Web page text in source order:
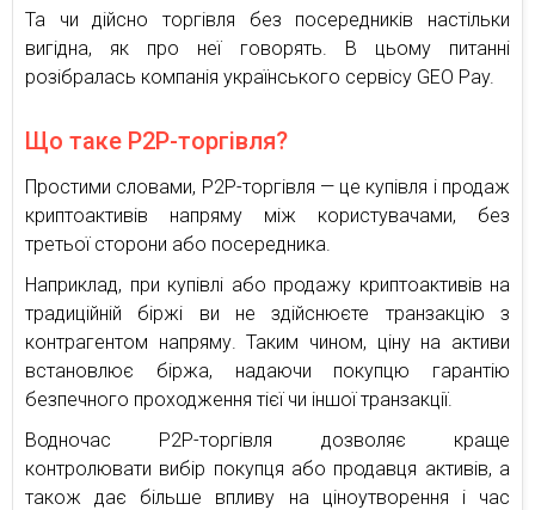
Та чи дійсно торгівля без посередників настільки
вигідна, як про неї говорять. В цьому питанні
розібралась компанія українського сервісу GEO Pay.
Що таке P2P-торгівля?
Простими словами, P2P-торгівля — це купівля і продаж
криптоактивів напряму між користувачами, без
третьої сторони або посередника.
Наприклад, при купівлі або продажу криптоактивів на
традиційній біржі ви не здійснюєте транзакцію з
контрагентом напряму. Таким чином, ціну на активи
встановлює біржа, надаючи покупцю гарантію
безпечного проходження тієї чи іншої транзакції.
Водночас P2P-торгівля дозволяє краще
контролювати вибір покупця або продавця активів, а
також дає більше впливу на ціноутворення і час